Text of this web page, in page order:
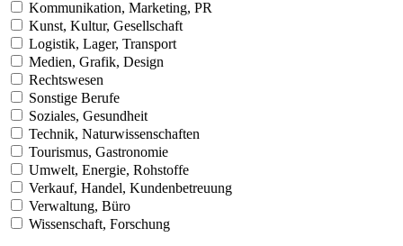
Kommunikation, Marketing, PR
Kunst, Kultur, Gesellschaft
Logistik, Lager, Transport
Medien, Grafik, Design
Rechtswesen
Sonstige Berufe
Soziales, Gesundheit
Technik, Naturwissenschaften
Tourismus, Gastronomie
Umwelt, Energie, Rohstoffe
Verkauf, Handel, Kundenbetreuung
Verwaltung, Büro
Wissenschaft, Forschung